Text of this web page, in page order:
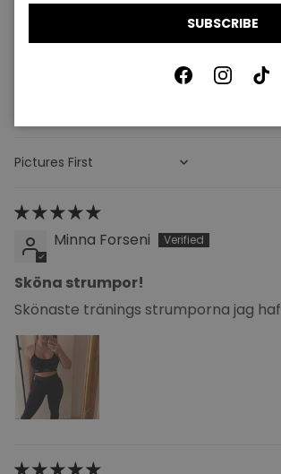
Sort by
Minna Forseni
Sköna strumpor!
Skönaste tränings strumporna jag
SUBSCRIBE
Facebook